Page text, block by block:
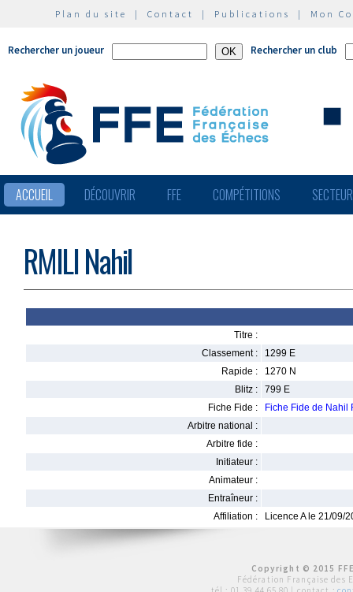
Plan du site | Contact | Publications | Mon
Rechercher un joueur Rechercher un club
ACCUEIL DÉCOUVRIR FFE COMPÉTITIONS
RMILI Nahil
Titre :
Classement :
1299 E
Rapide :
1270 N
Blitz :
799 E
Fiche Fide :
Fiche Fide de Nahil
Arbitre national :
Arbitre fide :
Initiateur :
Animateur :
Entraîneur :
Affiliation :
Licence A le 21/09/
Copyright © 2015
Fédération Française des